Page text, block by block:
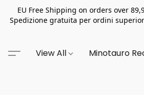
EU Free Shipping on orders over
Spedizione gratuita per ordini
View All Minotauro